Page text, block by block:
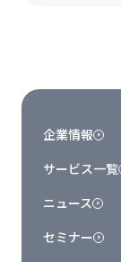
企業情報
サービス一覧
ニュース
セミナー